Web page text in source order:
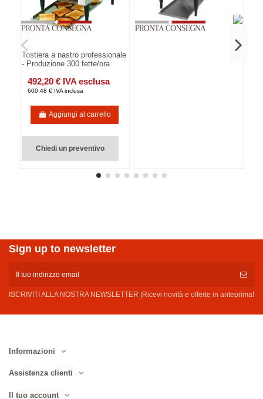
Tostiera a nastro professionale
- Produzione 300 fette/ora
492,20 € IVA esclusa
600,48 € IVA inclusa
Aggiungi al carrello
Chiedi un preventivo
Sign up to newsletter
ISCRIVITI ALLA NOSTRA NEWSLETTER |Ricevi novità e offerte in anteprima!
Informazioni
Assistenza clienti
Il tuo account